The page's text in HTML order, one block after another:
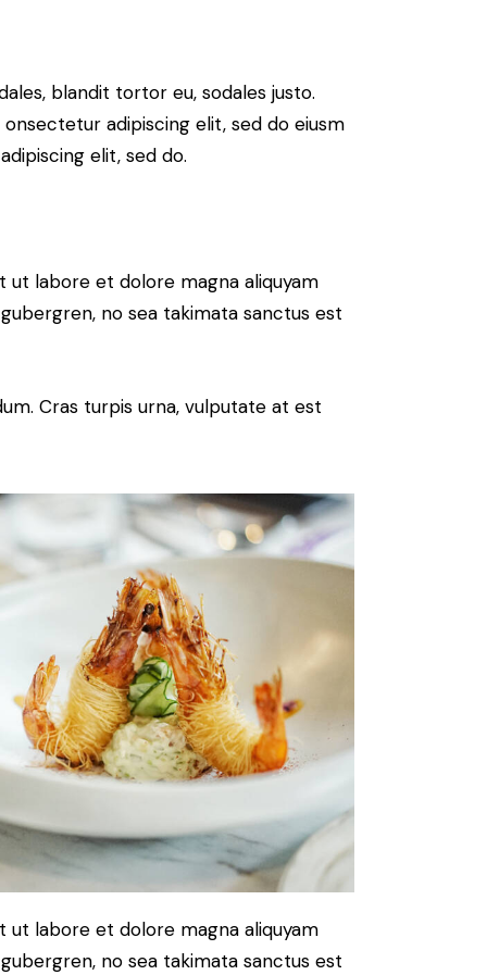
blandit tortor eu, sodales justo.
adipiscing elit, sed do eiusm
elit, sed do.
labore et dolore magna aliquyam
no sea takimata sanctus est
Cras turpis urna, vulputate at est
labore et dolore magna aliquyam
no sea takimata sanctus est